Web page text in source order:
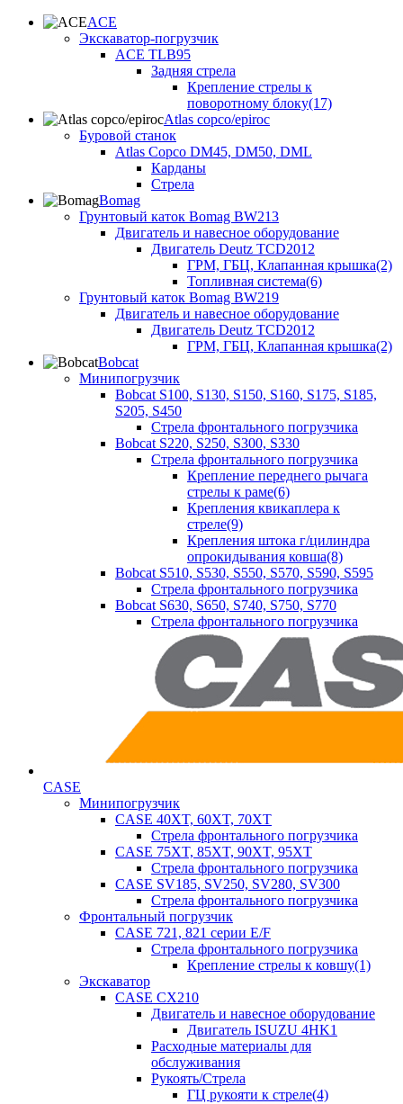
ACE
Экскаватор-погрузчик
ACE TLB95
Задняя стрела
Крепление стрелы к
поворотному блоку(17)
Atlas copco/epiroc
Буровой станок
Atlas Copco DM45, DM50, DML
Карданы
Стрела
Bomag
Грунтовый каток Bomag BW213
Двигатель и навесное оборудование
Двигатель Deutz TCD2012
ГРМ, ГБЦ, Клапанная крышка(2)
Топливная система(6)
Грунтовый каток Bomag BW219
Двигатель и навесное оборудование
Двигатель Deutz TCD2012
ГРМ, ГБЦ, Клапанная крышка(2)
Bobcat
Минипогрузчик
Bobcat S100, S130, S150, S160, S175, S185,
S205, S450
Стрела фронтального погрузчика
Bobcat S220, S250, S300, S330
Стрела фронтального погрузчика
Крепление переднего рычага
стрелы к раме(6)
Крепления квикаплера к
стреле(9)
Крепления штока г/цилиндра
опрокидывания ковша(8)
Bobcat S510, S530, S550, S570, S590, S595
Стрела фронтального погрузчика
Bobcat S630, S650, S740, S750, S770
Стрела фронтального погрузчика
CASE
Минипогрузчик
CASE 40XT, 60XT, 70XT
Стрела фронтального погрузчика
CASE 75XT, 85XT, 90XT, 95XT
Стрела фронтального погрузчика
CASE SV185, SV250, SV280, SV300
Стрела фронтального погрузчика
Фронтальный погрузчик
CASE 721, 821 серии E/F
Стрела фронтального погрузчика
Крепление стрелы к ковшу(1)
Экскаватор
CASE CX210
Двигатель и навесное оборудование
Двигатель ISUZU 4HK1
Расходные материалы для
обслуживания
Рукоять/Стрела
ГЦ рукояти к стреле(4)